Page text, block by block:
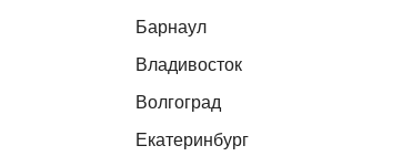
Барнаул
Владивосток
Волгоград
Екатеринбург